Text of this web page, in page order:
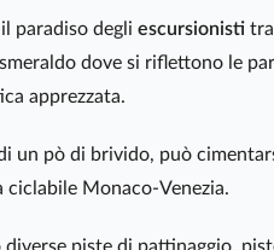
paradiso degli escursionisti
dove si riflettono le
apprezzata.
un pò di brivido, può
ciclabile Monaco-Venezia.